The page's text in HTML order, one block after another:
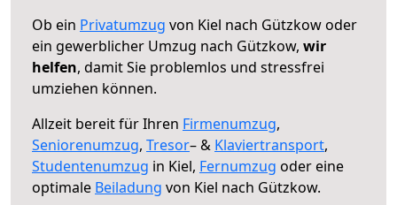
Ob ein Privatumzug von Kiel nach Gützkow oder
ein gewerblicher Umzug nach Gützkow, wir
helfen, damit Sie problemlos und stressfrei
umziehen können.
Allzeit bereit für Ihren Firmenumzug,
Seniorenumzug, Tresor– & Klaviertransport,
Studentenumzug in Kiel, Fernumzug oder eine
optimale Beiladung von Kiel nach Gützkow.